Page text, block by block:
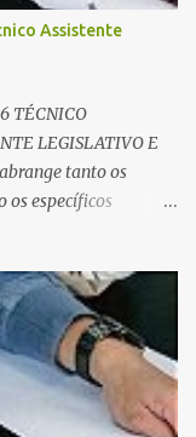
RLM e
Assistente
TÉCNICO
LEGISLATIVO E
tanto os
os específicos
Legislativo e
do ano.
área, o certame
os R$ 30
Gestão? Para vencer